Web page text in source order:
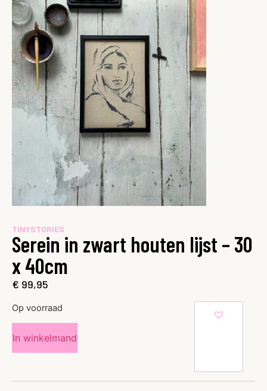
TINYSTORIES
Serein in zwart houten lijst – 30
x 40cm
€ 99,95
Op voorraad
In winkelmand